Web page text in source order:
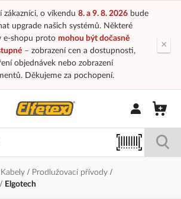
zákazníci, o víkendu 8. a 9. 8. 2026bude
upgrade našich systémů. Některé
e-shopu proto mohou být dočasně
– zobrazení cen a dostupnosti,
objednávek nebo zobrazení
Děkujeme za pochopení.
×
Přihlásit/
Kabely
Prodlužovací přívody
Elgotech